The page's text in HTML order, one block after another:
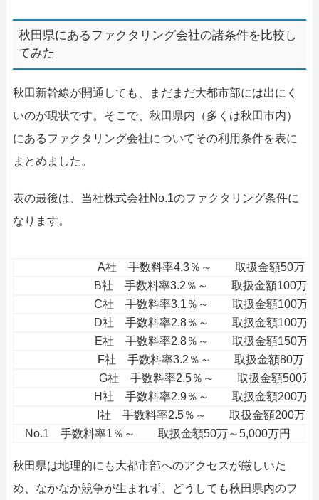
秋田県にあるファクタリング会社の諸条件を比較し
てみた
秋田新幹線が開通しても、まだまだ大都市部には出にく
いのが現状です。そこで、秋田県内（多くは秋田市内）
にあるファクタリング会社についてその利用条件を表に
まとめました。
表の最後は、当社株式会社No.1のファクタリング条件に
なります。
A社 手数料率4.3％～ 取扱金額50万
B社 手数料率3.2％～ 取扱金額100万
C社 手数料率3.1％～ 取扱金額100万
D社 手数料率2.8％～ 取扱金額100万
E社 手数料率2.8％～ 取扱金額150万
F社 手数料率3.2％～ 取扱金額80万
G社 手数料率2.5％～ 取扱金額500
H社 手数料率2.9％～ 取扱金額200万
I社 手数料率2.5％～ 取扱金額200万
No.1 手数料率1％～ 取扱金額50万～5,000万円 資
秋田県は地理的にも大都市部へのアクセスが厳しいた
め、なかなか競争が生まれず、どうしても秋田県内のフ